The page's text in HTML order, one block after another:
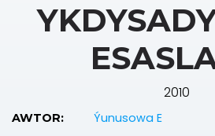
2010
AWTOR: Ýunusowa E